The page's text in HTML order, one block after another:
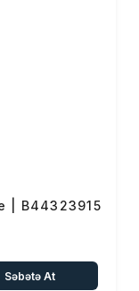
| B44323915
Səbətə At